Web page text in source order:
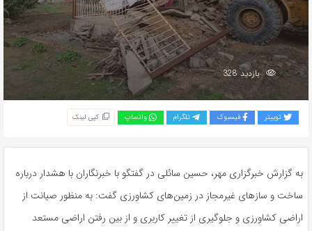
بازدید 328
توییتر فیسبوک تلگرام واتساپ کپی لینک
به گزارش خبرگزاری مهر، حسین سائلی در گفتگو با خبرنگاران با هشدار درباره
ساخت و سازهای غیرمجاز در زمین‌های کشاورزی گفت: به منظور صیانت از
اراضی کشاورزی و جلوگیری از تغییر کاربری و از بین رفتن اراضی مستعد